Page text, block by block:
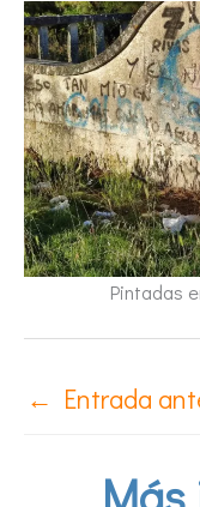
Pintadas
← Entrada